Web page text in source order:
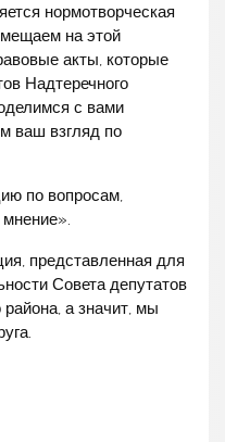
нормотворческая
на этой
акты, которые
Надтеречного
с вами
ваш взгляд по
по вопросам,
представленная для
Совета депутатов
а значит, мы